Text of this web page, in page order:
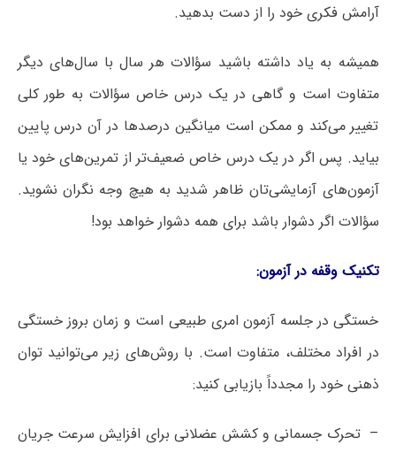
آرامش فکری خود را از دست بدهید.
همیشه به یاد داشته باشید سؤالات هر سال با سال‌های دیگر
متفاوت است و گاهی در یک درس خاص سؤالات به طور کلی
تغییر می‌کند و ممکن است میانگین درصدها در آن درس پایین
بیاید. پس اگر در یک درس خاص ضعیف‌تر از تمرین‌های خود یا
آزمون‌های آزمایشی‌تان ظاهر شدید به هیچ وجه نگران نشوید.
سؤالات اگر دشوار باشد برای همه دشوار خواهد بود!
تکنیک وقفه در آزمون:
خستگی در جلسه آزمون امری طبیعی است و زمان بروز خستگی
در افراد مختلف، متفاوت است. با روش‌های زیر می‌توانید توان
ذهنی خود را مجدداً بازیابی کنید:
– تحرک جسمانی و کشش عضلانی برای افزایش سرعت جریان